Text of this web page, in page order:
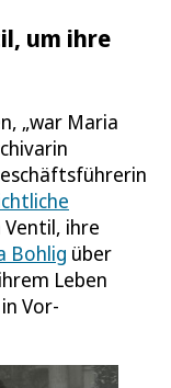
um ihre
„war Maria
Ventil, ihre
Bohlig über
Leben
Vor-